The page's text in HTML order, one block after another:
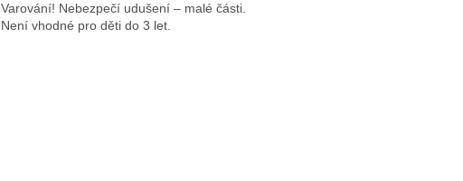
Varování! Nebezpečí udušení – malé části.
Není vhodné pro děti do 3 let.